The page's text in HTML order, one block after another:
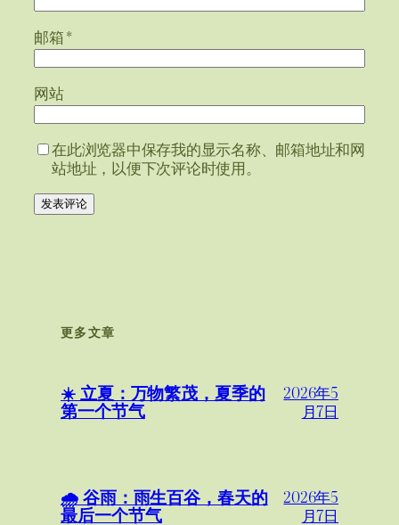
邮箱*
网站
在此浏览器中保存我的显示名称、邮箱地址和网
站地址，以便下次评论时使用。
更多文章
☀️ 立夏：万物繁茂，夏季的
第一个节气
2026年5
月7日
🌧️ 谷雨：雨生百谷，春天的
最后一个节气
2026年5
月7日